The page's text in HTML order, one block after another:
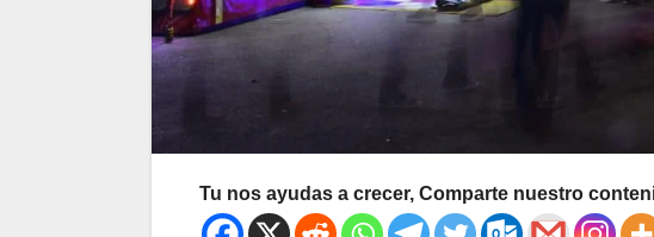
Tu nos ayudas a crecer, Comparte nuestro